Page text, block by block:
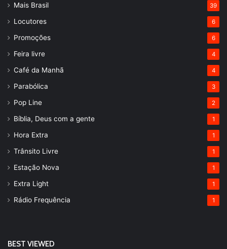
Mais Brasil 39
Locutores 6
Promoções 6
Feira livre 4
Café da Manhã 4
Parabólica 3
Pop Line 2
Bíblia, Deus com a gente 1
Hora Extra 1
Trânsito Livre 1
Estação Nova 1
Extra Light 1
Rádio Frequência 1
BEST VIEWED